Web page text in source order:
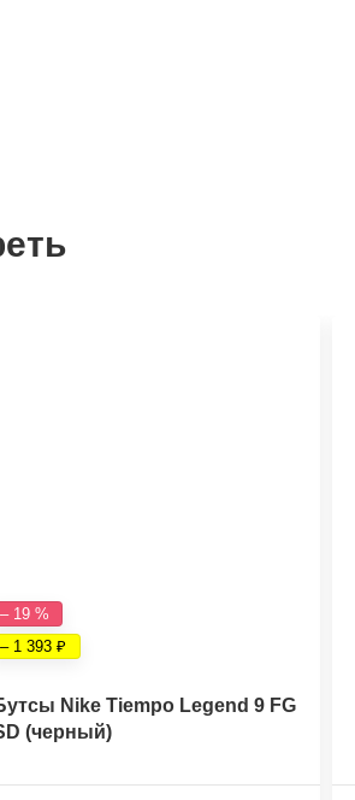
– 19 %
– 1 393
Nike Tiempo Legend 9 FG
(черный)